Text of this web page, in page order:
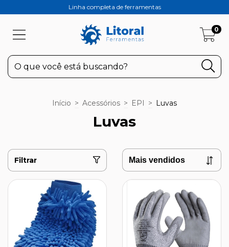
Linha completa de ferramentas
0
Início > Acessórios > EPI > Luvas
Luvas
Filtrar